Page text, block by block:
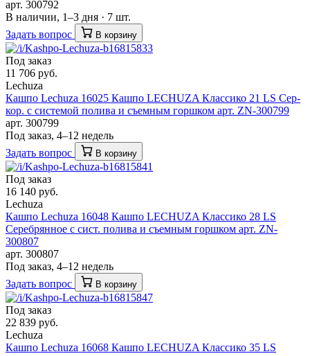
арт. 300792
В наличии, 1–3 дня · 7 шт.
Задать вопрос
В корзину
Под заказ
11 706 руб.
Lechuza
Кашпо Lechuza 16025 Кашпо LECHUZA Классико 21 LS Сер-
кор. с системой полива и съемным горшком арт. ZN-300799
арт. 300799
Под заказ, 4–12 недель
Задать вопрос
В корзину
Под заказ
16 140 руб.
Lechuza
Кашпо Lechuza 16048 Кашпо LECHUZA Классико 28 LS
Серебрянное с сист. полива и съемным горшком арт. ZN-
300807
арт. 300807
Под заказ, 4–12 недель
Задать вопрос
В корзину
Под заказ
22 839 руб.
Lechuza
Кашпо Lechuza 16068 Кашпо LECHUZA Классико 35 LS